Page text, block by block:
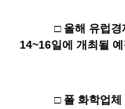
□ 올해 유럽경
14~16일에 개최될 예
□ 폴 화학업체